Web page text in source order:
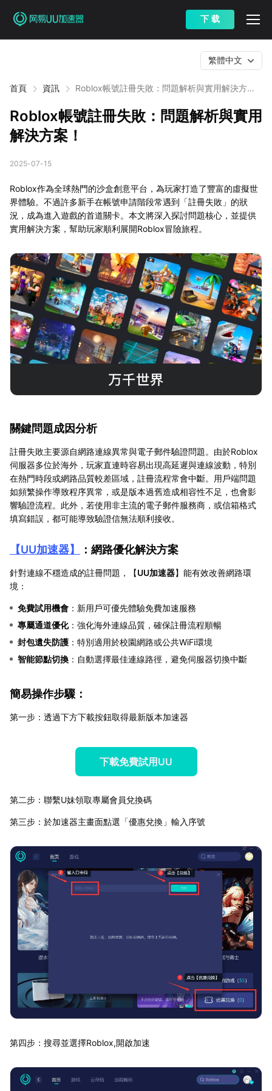
下 载
首頁 資訊
Roblox帳號註冊失敗：問題解析與實用解決方
繁體中文
Roblox帳號註冊失敗：問題解析與實用
解決方案！
2025-07-15
Roblox作為全球熱門的沙盒創意平台，為玩家打造了豐富的虛擬世
界體驗。不過許多新手在帳號申請階段常遇到「註冊失敗」的狀
況，成為進入遊戲的首道關卡。本文將深入探討問題核心，並提供
實用解決方案，幫助玩家順利展開Roblox冒險旅程。
關鍵問題成因分析
註冊失敗主要源自網路連線異常與電子郵件驗證問題。由於Roblox
伺服器多位於海外，玩家直連時容易出現高延遲與連線波動，特別
在熱門時段或網路品質較差區域，註冊流程常會中斷。用戶端問題
如頻繁操作導致程序異常，或是版本過舊造成相容性不足，也會影
響驗證流程。此外，若使用非主流的電子郵件服務商，或信箱格式
填寫錯誤，都可能導致驗證信無法順利接收。
【UU加速器】 ：網路優化解決方案
針對連線不穩造成的註冊問題，【UU加速器】能有效改善網路環
境：
免費試用機會 ：新用戶可優先體驗免費加速服務
專屬通道優化：強化海外連線品質，確保註冊流程順暢
封包遺失防護 ：特別適用於校園網路或公共WiFi環境
智能節點切換 ：自動選擇最佳連線路徑，避免伺服器切換中斷
簡易操作步驟：
第一步：透過下方下載按鈕取得最新版本加速器
下載免費試用UU
第二步：聯繫U妹領取專屬會員兌換碼
第三步：於加速器主畫面點選「優惠兌換」輸入序號
第四步：搜尋並選擇Roblox,開啟加速